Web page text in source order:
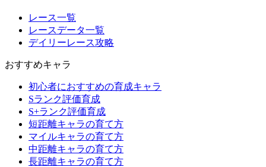
レース一覧
レースデータ一覧
デイリーレース攻略
おすすめキャラ
初心者におすすめの育成キャラ
Sランク評価育成
S+ランク評価育成
短距離キャラの育て方
マイルキャラの育て方
中距離キャラの育て方
長距離キャラの育て方